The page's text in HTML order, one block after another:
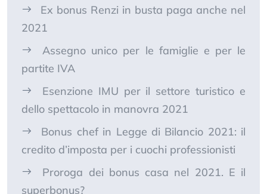
Ex bonus Renzi in busta paga anche nel
2021
Assegno unico per le famiglie e per le
partite IVA
Esenzione IMU per il settore turistico e
dello spettacolo in manovra 2021
Bonus chef in Legge di Bilancio 2021: il
credito d’imposta per i cuochi professionisti
Proroga dei bonus casa nel 2021. E il
superbonus?